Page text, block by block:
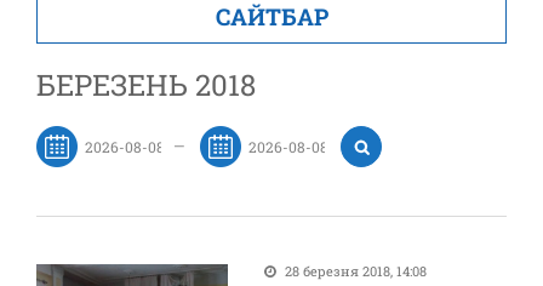
САЙТБАР
БЕРЕЗЕНЬ 2018
—
28 березня 2018, 14:08